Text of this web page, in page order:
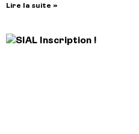
Lire la suite »